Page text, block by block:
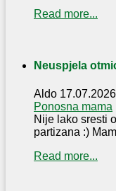
Read more...
Neuspjela
Aldo
Ponosna mama
Nije lako sresti
partizana :)
Read more...